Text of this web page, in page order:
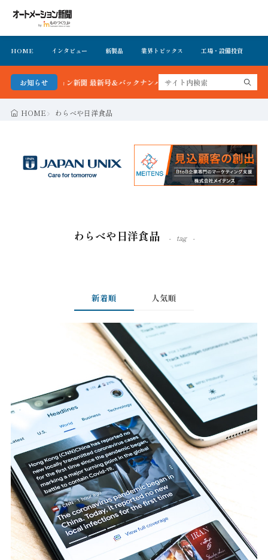
HOME インタビュー 新製品 業界トピックス 工場・設備投資
お知らせ
トメーション新聞 最新号＆バックナンバーを無料で公開中 詳細はこちら
HOME わらべや日洋食品
わらべや日洋食品 tag
新着順 人気順